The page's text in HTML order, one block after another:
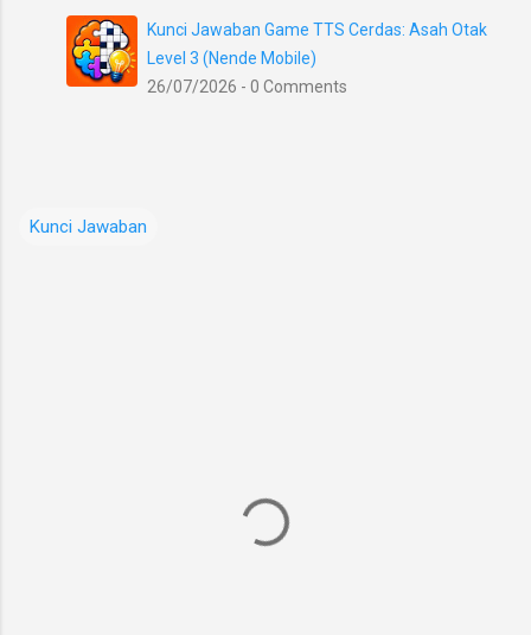
Kunci Jawaban Game TTS Cerdas: Asah Otak
Level 3 (Nende Mobile)
26/07/2026 - 0 Comments
Kunci Jawaban